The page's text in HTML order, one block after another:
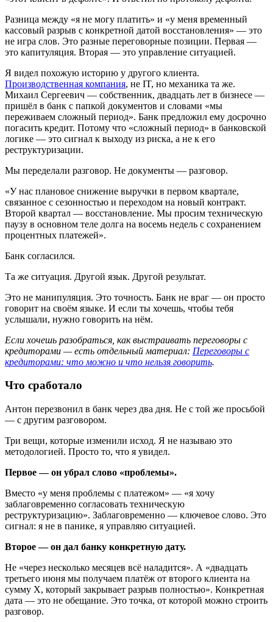
Разница между «я не могу платить» и «у меня временный
кассовый разрыв с конкретной датой восстановления» — это
не игра слов. Это разные переговорные позиции. Первая —
это капитуляция. Вторая — это управление ситуацией.
Я видел похожую историю у другого клиента.
Производственная компания, не IT, но механика та же.
Михаил Сергеевич — собственник, двадцать лет в бизнесе —
пришёл в банк с папкой документов и словами «мы
переживаем сложный период». Банк предложил ему досрочно
погасить кредит. Потому что «сложный период» в банковской
логике — это сигнал к выходу из риска, а не к его
реструктуризации.
Мы переделали разговор. Не документы — разговор.
«У нас плановое снижение выручки в первом квартале,
связанное с сезонностью и переходом на новый контракт.
Второй квартал — восстановление. Мы просим техническую
паузу в основном теле долга на восемь недель с сохранением
процентных платежей».
Банк согласился.
Та же ситуация. Другой язык. Другой результат.
Это не манипуляция. Это точность. Банк не враг — он просто
говорит на своём языке. И если ты хочешь, чтобы тебя
услышали, нужно говорить на нём.
Если хочешь разобраться, как выстраивать переговоры с
кредиторами — есть отдельный материал: Переговоры с
кредиторами: что можно и что нельзя говорить.
Что сработало
Антон перезвонил в банк через два дня. Не с той же просьбой
— с другим разговором.
Три вещи, которые изменили исход. Я не называю это
методологией. Просто то, что я увидел.
Первое — он убрал слово «проблемы».
Вместо «у меня проблемы с платежом» — «я хочу
заблаговременно согласовать техническую
реструктуризацию». Заблаговременно — ключевое слово. Это
сигнал: я не в панике, я управляю ситуацией.
Второе — он дал банку конкретную дату.
Не «через несколько месяцев всё наладится». А «двадцать
третьего июня мы получаем платёж от второго клиента на
сумму X, который закрывает разрыв полностью». Конкретная
дата — это не обещание. Это точка, от которой можно строить
разговор.